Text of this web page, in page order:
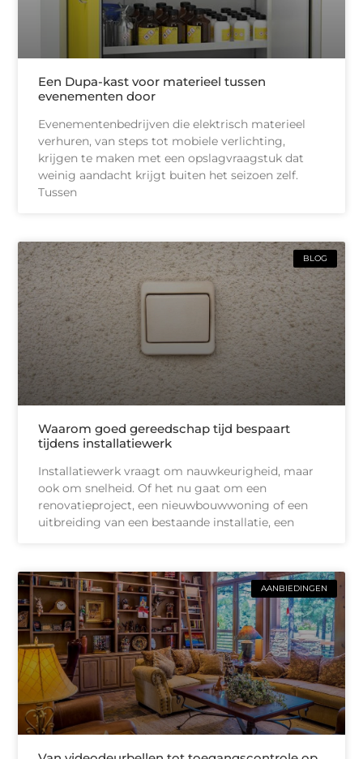
Een Dupa-kast voor materieel tussen
evenementen door
Evenementenbedrijven die elektrisch materieel
verhuren, van steps tot mobiele verlichting,
krijgen te maken met een opslagvraagstuk dat
weinig aandacht krijgt buiten het seizoen zelf.
Tussen
BLOG
Waarom goed gereedschap tijd bespaart
tijdens installatiewerk
Installatiewerk vraagt om nauwkeurigheid, maar
ook om snelheid. Of het nu gaat om een
renovatieproject, een nieuwbouwwoning of een
uitbreiding van een bestaande installatie, een
AANBIEDINGEN